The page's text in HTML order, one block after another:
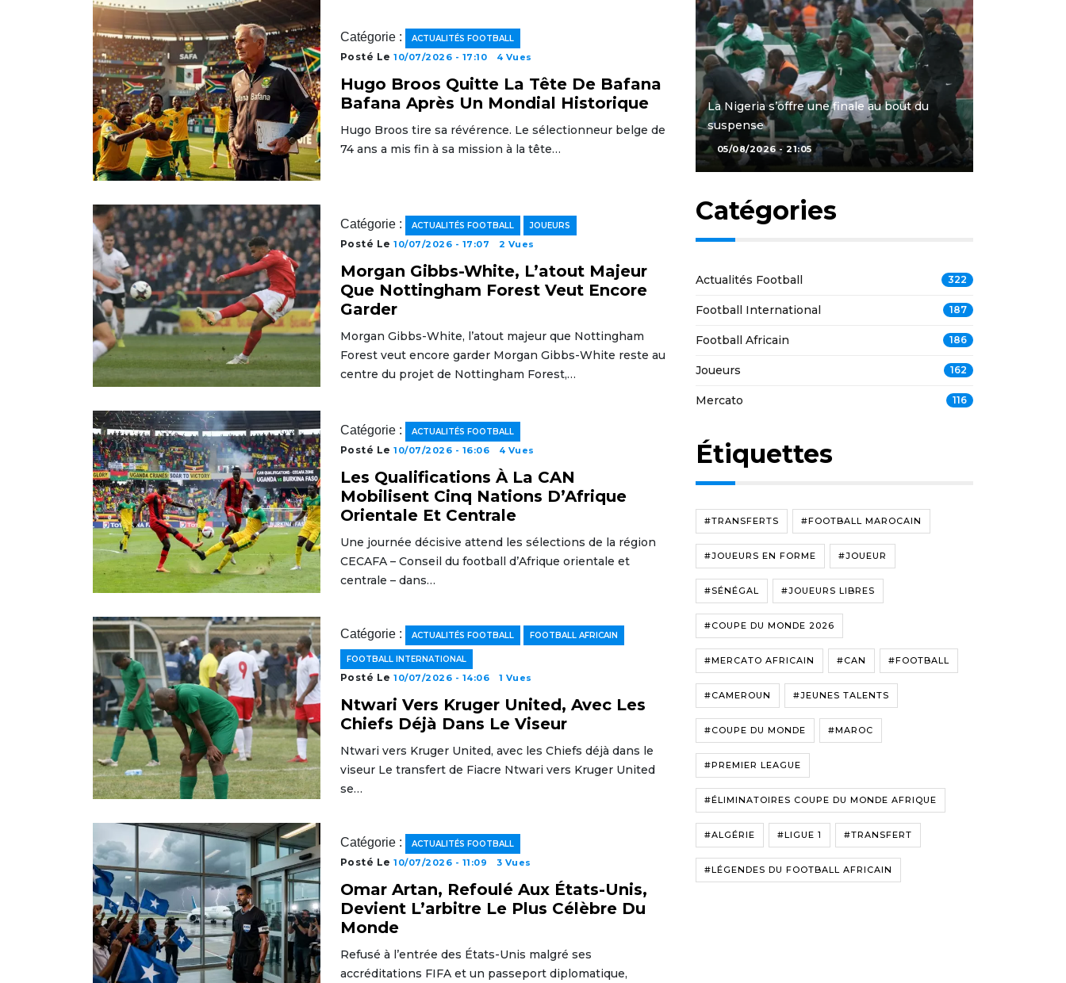
Catégorie : ACTUALITÉS FOOTBALL
Posté Le10/07/2026 - 17:10 4 Vues
Hugo Broos Quitte La Tête De Bafana
Bafana Après Un Mondial Historique
Hugo Broos tire sa révérence. Le sélectionneur belge de
74 ans a mis fin à sa mission à la tête…
Catégorie : ACTUALITÉS FOOTBALL JOUEURS
Posté Le10/07/2026 - 17:07 2 Vues
Morgan Gibbs-White, L’atout Majeur
Que Nottingham Forest Veut Encore
Garder
Morgan Gibbs-White, l’atout majeur que Nottingham
Forest veut encore garder Morgan Gibbs-White reste au
centre du projet de Nottingham Forest,…
Catégorie : ACTUALITÉS FOOTBALL
Posté Le10/07/2026 - 16:06 4 Vues
Les Qualifications À La CAN
Mobilisent Cinq Nations D’Afrique
Orientale Et Centrale
Une journée décisive attend les sélections de la région
CECAFA – Conseil du football d’Afrique orientale et
centrale – dans…
Catégorie : ACTUALITÉS FOOTBALL FOOTBALL AFRICAIN
FOOTBALL INTERNATIONAL
Posté Le10/07/2026 - 14:06 1 Vues
Ntwari Vers Kruger United, Avec Les
Chiefs Déjà Dans Le Viseur
Ntwari vers Kruger United, avec les Chiefs déjà dans le
viseur Le transfert de Fiacre Ntwari vers Kruger United
se…
Catégorie : ACTUALITÉS FOOTBALL
Posté Le10/07/2026 - 11:09 3 Vues
Omar Artan, Refoulé Aux États-Unis,
Devient L’arbitre Le Plus Célèbre Du
Monde
Refusé à l’entrée des États-Unis malgré ses
accréditations FIFA et un passeport diplomatique,
La Nigeria s’offre une finale au bout du
suspense
05/08/2026 - 21:05
Catégories
Actualités Football 322
Football International 187
Football Africain 186
Joueurs 162
Mercato 116
Étiquettes
#TRANSFERTS #FOOTBALL MAROCAIN
#JOUEURS EN FORME #JOUEUR
#SÉNÉGAL #JOUEURS LIBRES
#COUPE DU MONDE 2026
#MERCATO AFRICAIN #CAN #FOOTBALL
#CAMEROUN #JEUNES TALENTS
#COUPE DU MONDE #MAROC
#PREMIER LEAGUE
#ÉLIMINATOIRES COUPE DU MONDE AFRIQUE
#ALGÉRIE #LIGUE 1 #TRANSFERT
#LÉGENDES DU FOOTBALL AFRICAIN